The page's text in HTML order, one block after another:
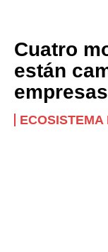
Cuatro
están
ECOSISTEMA